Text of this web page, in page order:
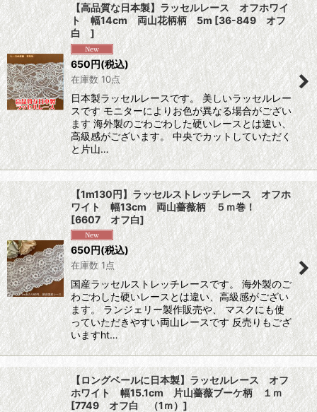
【高品質な日本製】ラッセルレース オフホワイ
ト 幅14cm 両山花柄柄 5m [36-849 オフ
白]
650円(税込)
在庫数 10点
日本製ラッセルレースです。 美しいラッセルレー
スです モニターによりお色が異なる場合がござい
ます 海外製のごわごわした硬いレースとは違い、
高級感がございます。 中央でカットしていただく
と片山…
【1m130円】ラッセルストレッチレース オフホ
ワイト 幅13cm 両山薔薇柄 ５ｍ巻！
[6607 オフ白]
650円(税込)
在庫数 1点
国産ラッセルストレッチレースです。 海外製のご
わごわした硬いレースとは違い、高級感がござい
ます。 ランジェリー製作販売や、 マスクにも使
っていただきやすい両山レースです 反売りもござ
いますht…
【ロングベールに日本製】ラッセルレース オフ
ホワイト 幅15.1cm 片山薔薇ブーケ柄 １ｍ
[7749 オフ白 （1ｍ）]